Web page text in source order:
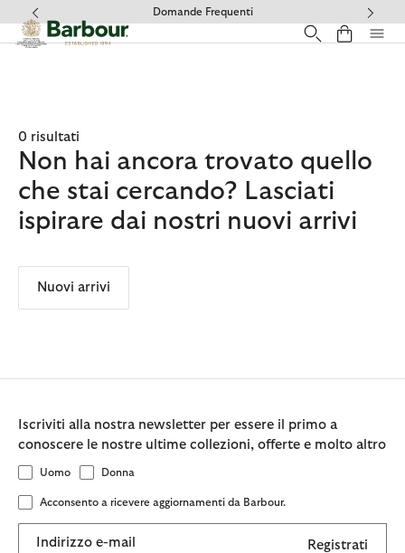
Clicca per visualizzare la nostra Dichiarazione di Accessibilità
Domande Frequenti
0 risultati
Non hai ancora trovato quello
che stai cercando? Lasciati
ispirare dai nostri nuovi arrivi
Nuovi arrivi
Iscriviti alla nostra newsletter per essere il primo a
conoscere le nostre ultime collezioni, offerte e molto altro
Uomo Donna
Acconsento a ricevere aggiornamenti da Barbour.
Indirizzo e-mail Registrati